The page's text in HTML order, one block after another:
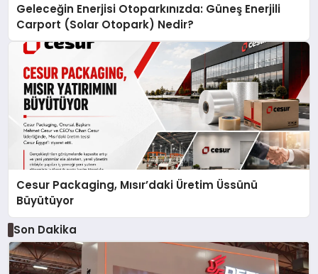
Geleceğin Enerjisi Otoparkınızda: Güneş Enerjili
Carport (Solar Otopark) Nedir?
Cesur Packaging, Mısır’daki Üretim Üssünü
Büyütüyor
Son Dakika